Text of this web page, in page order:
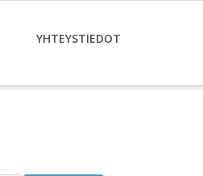
YHTEYSTIEDOT